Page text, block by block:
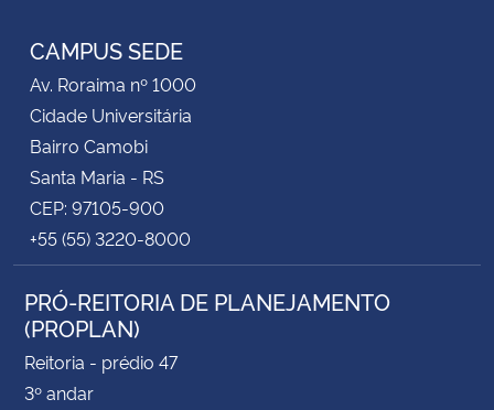
CAMPUS SEDE
Av. Roraima nº 1000
Cidade Universitária
Bairro Camobi
Santa Maria - RS
CEP: 97105-900
+55 (55) 3220-8000
PRÓ-REITORIA DE PLANEJAMENTO
(PROPLAN)
Reitoria - prédio 47
3º andar